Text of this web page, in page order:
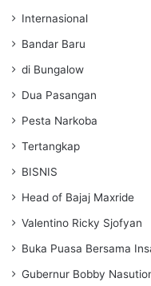
Internasional
Bandar Baru
di Bungalow
Dua Pasangan
Pesta Narkoba
Tertangkap
BISNIS
Head of Bajaj Maxride
Valentino Ricky Sjofyan
Buka Puasa Bersama
Gubernur Bobby